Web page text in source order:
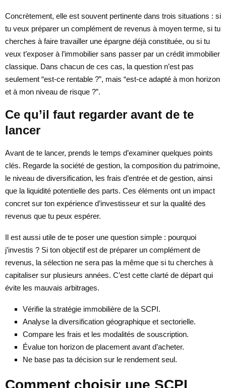
Concrètement, elle est souvent pertinente dans trois situations : si
tu veux préparer un complément de revenus à moyen terme, si tu
cherches à faire travailler une épargne déjà constituée, ou si tu
veux t’exposer à l’immobilier sans passer par un crédit immobilier
classique. Dans chacun de ces cas, la question n’est pas
seulement “est-ce rentable ?”, mais “est-ce adapté à mon horizon
et à mon niveau de risque ?”.
Ce qu’il faut regarder avant de te
lancer
Avant de te lancer, prends le temps d’examiner quelques points
clés. Regarde la société de gestion, la composition du patrimoine,
le niveau de diversification, les frais d’entrée et de gestion, ainsi
que la liquidité potentielle des parts. Ces éléments ont un impact
concret sur ton expérience d’investisseur et sur la qualité des
revenus que tu peux espérer.
Il est aussi utile de te poser une question simple : pourquoi
j’investis ? Si ton objectif est de préparer un complément de
revenus, la sélection ne sera pas la même que si tu cherches à
capitaliser sur plusieurs années. C’est cette clarté de départ qui
évite les mauvais arbitrages.
Vérifie la stratégie immobilière de la SCPI.
Analyse la diversification géographique et sectorielle.
Compare les frais et les modalités de souscription.
Évalue ton horizon de placement avant d’acheter.
Ne base pas ta décision sur le rendement seul.
Comment choisir une SCPI